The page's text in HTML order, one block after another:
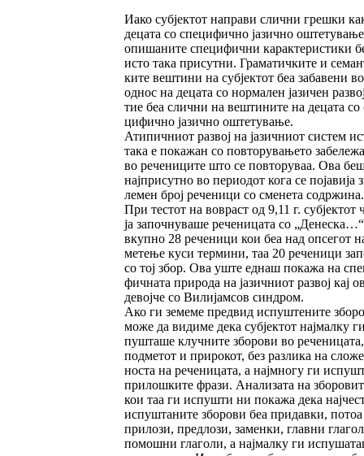
Иако субјек­тот направи слични грешки
децата со специфично јазично
опи­ша­ните спе­цифични карактеристики
исто така при­­сутни. Граматичките и
ките веш­ти­ни на субјектот беа забавени во
однос на де­ца­та со нормален јазичен
тие беа слични на вештините на децата
ци­фично јазично оштетување.
Атипичниот развој на јазичниот систем
така е покажан со повторувањето
во речениците што се повторуваа. Ова
нај­присутно во периодот кога се појавија
ле­мен број реченици со сменета содржина.
При тес­тот на вовраст од 9,11 г. субјектот
ја започнуваше реченицата со
вкуп­­но 28 реченици кои беа над опсегот
ме­­тење куси термини, таа 20 реченици
со тој збор. Ова уште еднаш покажа на
фичната природа на ја­зичниот развој кај
девојче со Вилијам­сов синдром.
Ако ги земеме предвид испуштените
мо­­же да видиме дека субјектот најмалку
пушташе клучните зборови во реченицата,
под­ме­тот и прирокот, без разлика на
носта на реченицата, а најмногу ги
прилош­ки­те фрази. Анализата на
кои таа ги испушти ни покажа дека
ис­пу­штаните зборови беа придавки, потоа
прилози, пред­ло­зи, заменки, главни
помошни глаголи, а најмалку ги